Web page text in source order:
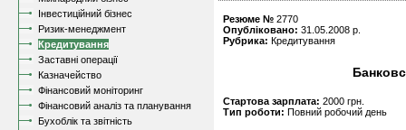
Інвестиційний бізнес
Ризик-менеджмент
Кредитування
Заставні операції
Казначейство
Фінансовий моніторинг
Фінансовий аналіз та планування
Бухоблік та звітність
Резюме № 2770
Опубліковано: 31.05.2008 р.
Рубрика: Кредитування
Стартова зарплата: 2000 грн.
Тип роботи: Повний робочий день